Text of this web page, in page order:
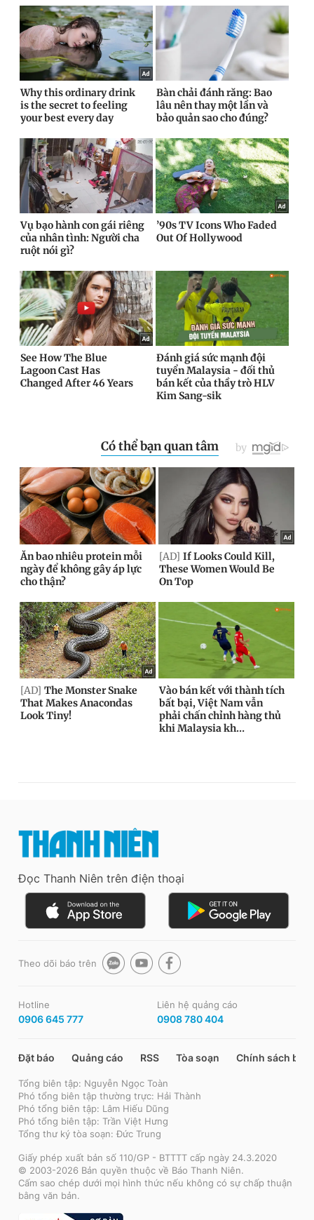
Đọc Thanh Niên trên điện thoại
Theo dõi báo trên
Hotline
0906 645 777
Liên hệ quảng cáo
0908 780 404
Đặt báo Quảng cáo RSS Tòa soạn Chính sách bảo
Tổng biên tập: Nguyễn Ngọc Toàn
Phó tổng biên tập thường trực: Hải Thành
Phó tổng biên tập: Lâm Hiếu Dũng
Phó tổng biên tập: Trần Việt Hưng
Tổng thư ký tòa soạn: Đức Trung
Giấy phép xuất bản số 110/GP - BTTTT cấp ngày 24.3.2020
© 2003-2026 Bản quyền thuộc về Báo Thanh Niên.
Cấm sao chép dưới mọi hình thức nếu không có sự chấp thuận
bằng văn bản.